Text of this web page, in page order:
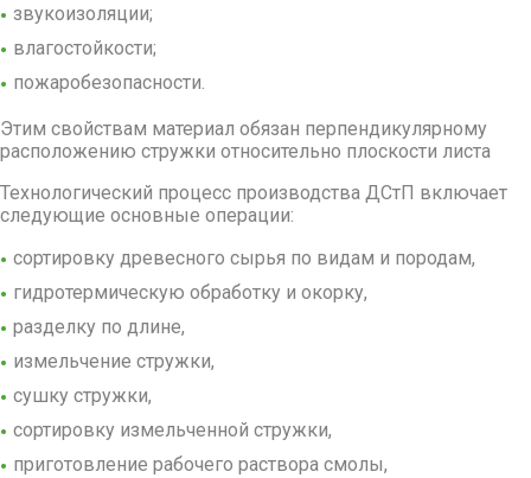
звукоизоляции;
влагостойкости;
пожаробезопасности.
Этим свойствам материал обязан перпендикулярному
расположению стружки относительно плоскости листа
Технологический процесс производства ДСтП включает
следующие основные операции:
сортировку древесного сырья по видам и породам,
гидротермическую обработку и окорку,
разделку по длине,
измельчение стружки,
сушку стружки,
сортировку измельченной стружки,
приготовление рабочего раствора смолы,